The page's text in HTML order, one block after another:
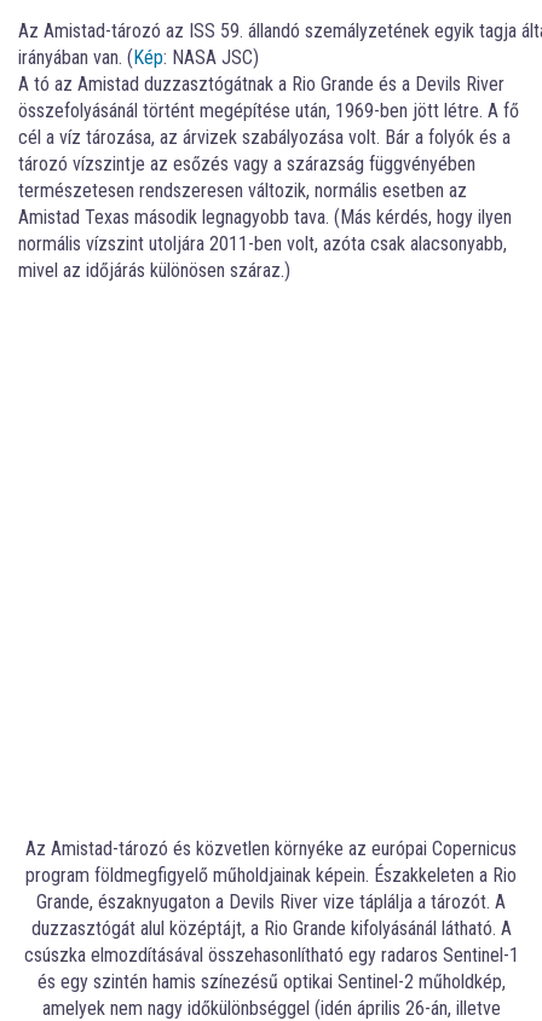
Az Amistad-tározó az ISS 59. állandó szemályzetének egyik tagja
irányában van. (Kép: NASA JSC)
A tó az Amistad duzzasztógátnak a Rio Grande és a Devils River
összefolyásánál történt megépítése után, 1969-ben jött létre. A fő
cél a víz tározása, az árvizek szabályozása volt. Bár a folyók és a
tározó vízszintje az esőzés vagy a szárazság függvényében
természetesen rendszeresen változik, normális esetben az
Amistad Texas második legnagyobb tava. (Más kérdés, hogy ilyen
normális vízszint utoljára 2011-ben volt, azóta csak alacsonyabb,
mivel az időjárás különösen száraz.)
Az Amistad-tározó és közvetlen környéke az európai Copernicus
program földmegfigyelő műholdjainak képein. Északkeleten a Rio
Grande, északnyugaton a Devils River vize táplálja a tározót. A
duzzasztógát alul középtájt, a Rio Grande kifolyásánál látható. A
csúszka elmozdításával összehasonlítható egy radaros Sentinel-1
és egy szintén hamis színezésű optikai Sentinel-2 műholdkép,
amelyek nem nagy időkülönbséggel (idén április 26-án, illetve